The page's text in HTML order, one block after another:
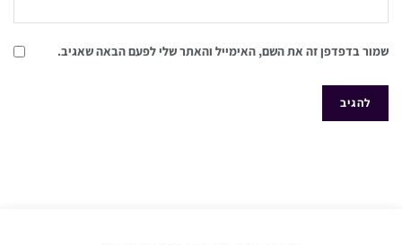
שמור בדפדפן זה את השם, האימייל והאתר שלי לפעם הבאה שאגיב.